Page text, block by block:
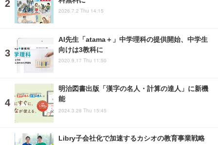
2026.7.2 Thu 14:15
AI先生「atama＋」中学理科の提供開始、中学生
向けは3教科に
2020.9.17 Thu 11:50
明治図書出版「漢字の名人・計算の達人」に新機
能
2024.3.28 Thu 15:45
Libry子会社化で加速するカシオの教育事業戦略